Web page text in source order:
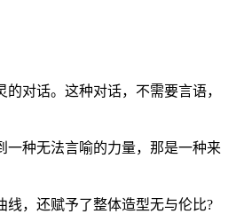
对话。这种对话，不需要言语，
一种无法言喻的力量，那是一种来
，还赋予了整体造型无与伦比?